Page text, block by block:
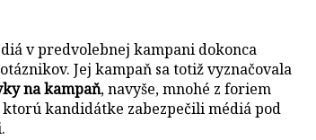
v predvolebnej kampani dokonca
Jej kampaň sa totiž vyznačovala
na kampaň, navyše, mnohé z foriem
kandidátke zabezpečili médiá pod